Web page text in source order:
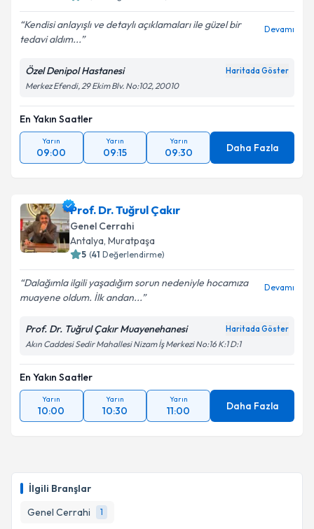
İlgili Branşlar
Genel Cerrahi
1
E-posta Adresiniz
Kişisel verilerimin işlenmesine ilişkin
kapsamda işlenmesini kabul ediyorum.
Takvim Talebini Gönder
Kendisi anlayışlı ve detaylı açıklamaları ile güzel bir
tedavi aldım...
Devamı
Özel Denipol Hastanesi Haritada Göster
Merkez Efendi, 29 Ekim Blv. No:102, 20010
En Yakın Saatler
Yarın
09:00
Yarın
09:15
Yarın
09:30 Daha Fazla
Prof. Dr. Tuğrul Çakır
Genel Cerrahi
Antalya, Muratpaşa
5 (41 Değerlendirme)
Dalağımla ilgili yaşadığım sorun nedeniyle hocamıza
muayene oldum. İlk andan...
Devamı
Prof. Dr. Tuğrul Çakır Muayenehanesi Haritada Göster
Akın Caddesi Sedir Mahallesi Nizam İş Merkezi No:16 K:1 D:1
En Yakın Saatler
Yarın
10:00
Yarın
10:30
Yarın
11:00 Daha Fazla